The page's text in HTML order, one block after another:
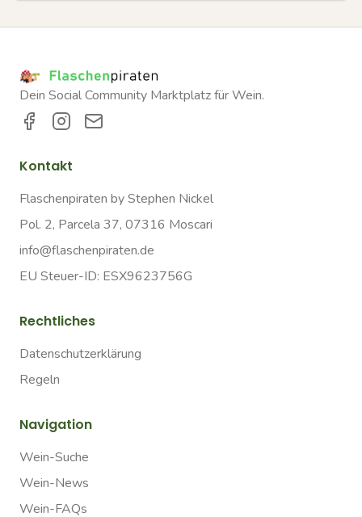
Dein Social Community Marktplatz für Wein.
Kontakt
Flaschenpiraten by Stephen Nickel
Pol. 2, Parcela 37, 07316 Moscari
info@flaschenpiraten.de
EU Steuer-ID: ESX9623756G
Rechtliches
Datenschutzerklärung
Regeln
Navigation
Wein-Suche
Wein-News
Wein-FAQs